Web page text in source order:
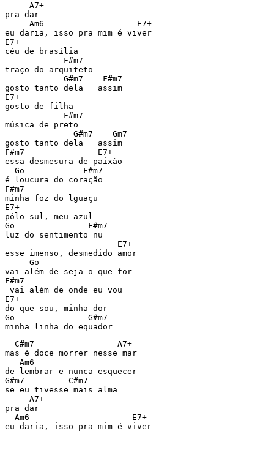
     A7+
pra dar
     Am6                   E7+
eu daria, isso pra mim é viver
E7+
céu de brasília
            F#m7
traço do arquiteto
            G#m7    F#m7
gosto tanto dela   assim
E7+
gosto de filha
            F#m7
música de preto
              G#m7    Gm7
gosto tanto dela   assim
F#m7               E7+
essa desmesura de paixão
  Go            F#m7
é loucura do coração
F#m7
minha foz do lguaçu
E7+
pólo sul, meu azul
Go               F#m7
luz do sentimento nu
                       E7+
esse imenso, desmedido amor
     Go
vai além de seja o que for
F#m7
vai além de onde eu vou
E7+
do que sou, minha dor
Go               G#m7
minha linha do equador
  C#m7                 A7+
mas é doce morrer nesse mar
   Am6
de lembrar e nunca esquecer
G#m7         C#m7
se eu tivesse mais alma
     A7+
pra dar
  Am6                     E7+